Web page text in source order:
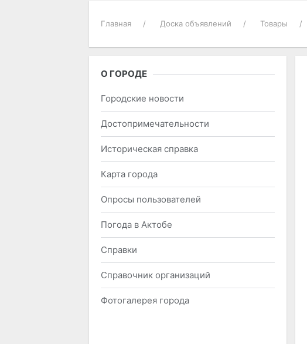
Главная Доска объявлений Товары
О ГОРОДЕ
Городские новости
Достопримечательности
Историческая справка
Карта города
Опросы пользователей
Погода в Актобе
Справки
Справочник организаций
Фотогалерея города